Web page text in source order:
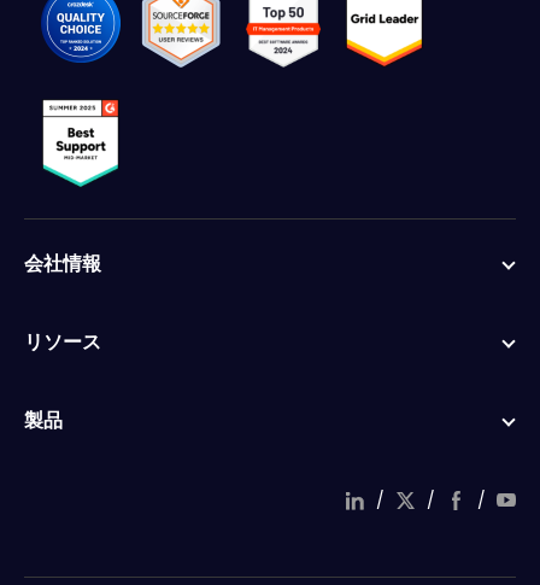
会社情報
リソース
製品
/ / /